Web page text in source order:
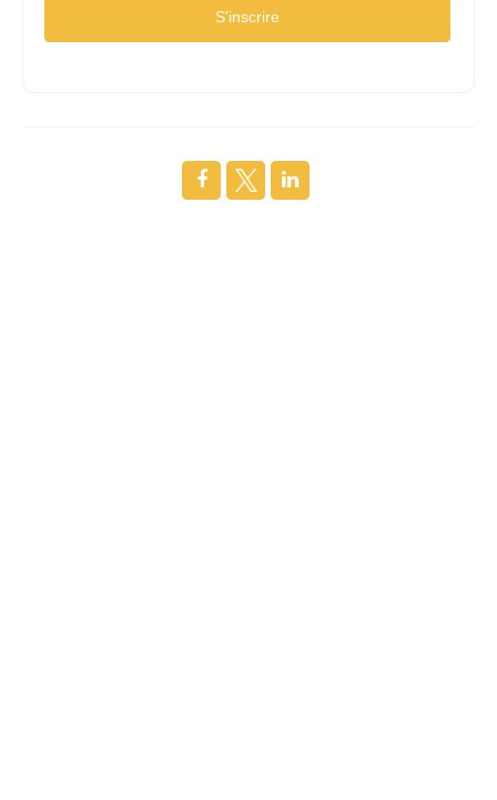
S'inscrire